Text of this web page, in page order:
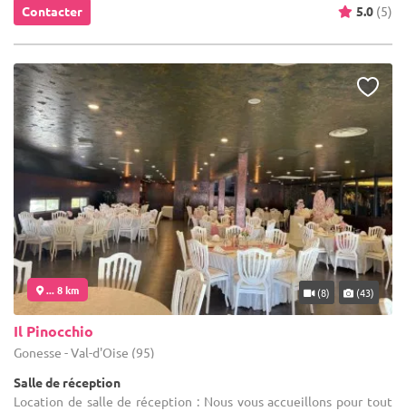
Contacter 5.0 (5)
... 8 km (8) (43)
Il Pinocchio
Gonesse - Val-d'Oise (95)
Salle de réception
Location de salle de réception : Nous vous accueillons pour tout